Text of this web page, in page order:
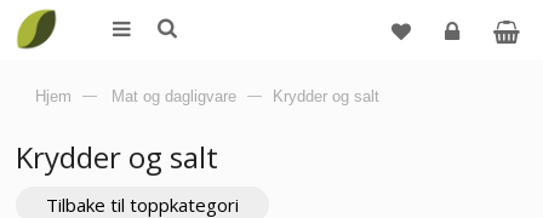
Hjem — Mat og dagligvare — Krydder og salt
Krydder og salt
Tilbake til toppkategori